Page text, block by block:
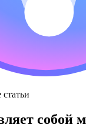
собой